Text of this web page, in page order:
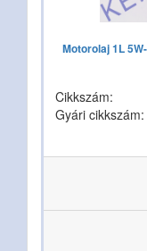
Motorolaj 1L
Cikkszám:
Gyári cikkszám: